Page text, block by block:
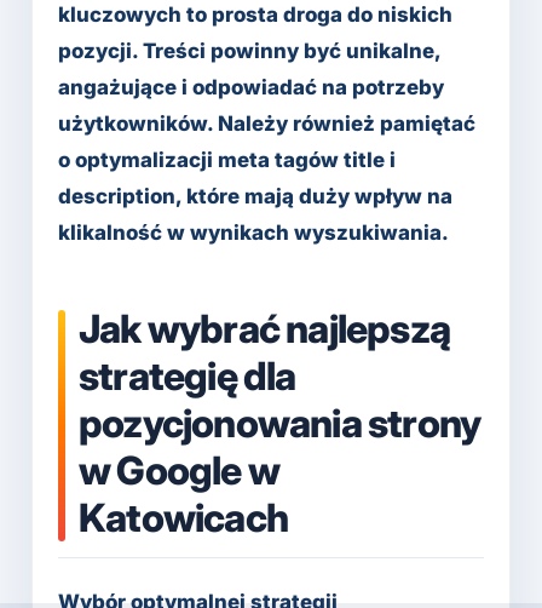
kluczowych to prosta droga do niskich
pozycji. Treści powinny być unikalne,
angażujące i odpowiadać na potrzeby
użytkowników. Należy również pamiętać
o optymalizacji meta tagów title i
description, które mają duży wpływ na
klikalność w wynikach wyszukiwania.
Jak wybrać najlepszą
strategię dla
pozycjonowania strony
w Google w
Katowicach
Wybór optymalnej strategii